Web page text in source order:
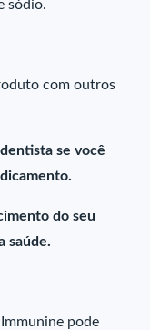
sódio.
com outros
se você
do seu
saúde.
pode